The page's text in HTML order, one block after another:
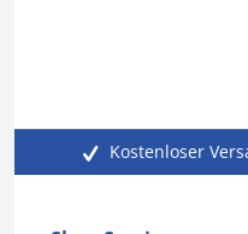
Kostenloser